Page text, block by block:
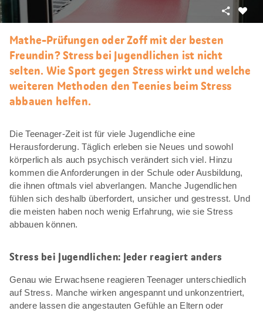
Teilen
Mathe-Prüfungen oder Zoff mit der besten
Freundin? Stress bei Jugendlichen ist nicht
selten. Wie Sport gegen Stress wirkt und welche
weiteren Methoden den Teenies beim Stress
abbauen helfen.
Die Teenager-Zeit ist für viele Jugendliche eine
Herausforderung. Täglich erleben sie Neues und sowohl
körperlich als auch psychisch verändert sich viel. Hinzu
kommen die Anforderungen in der Schule oder Ausbildung,
die ihnen oftmals viel abverlangen. Manche Jugendlichen
fühlen sich deshalb überfordert, unsicher und gestresst. Und
die meisten haben noch wenig Erfahrung, wie sie Stress
abbauen können.
Stress bei Jugendlichen: Jeder reagiert anders
Genau wie Erwachsene reagieren Teenager unterschiedlich
auf Stress. Manche wirken angespannt und unkonzentriert,
andere lassen die angestauten Gefühle an Eltern oder